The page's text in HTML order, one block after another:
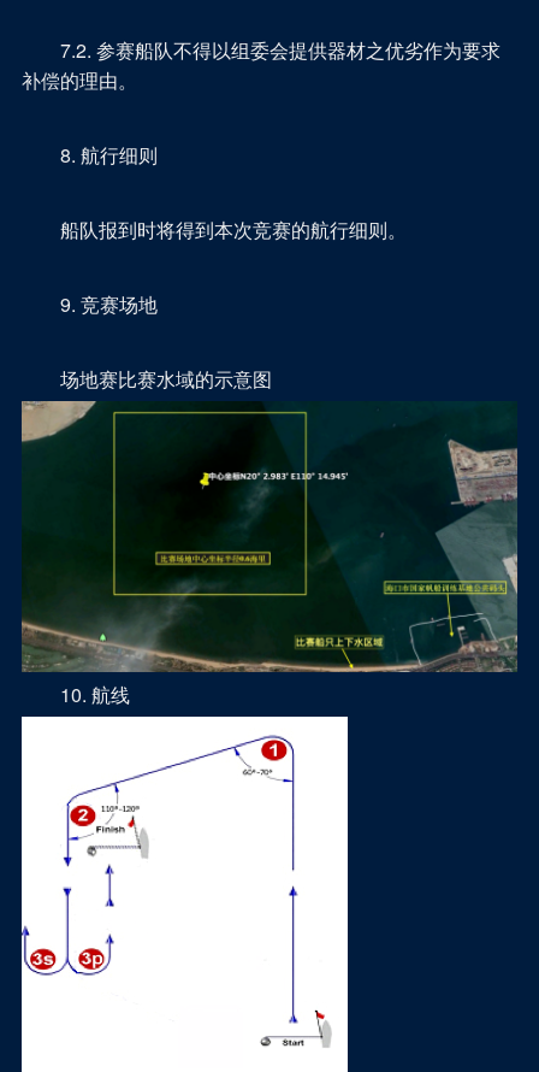
7.2. 参赛船队不得以组委会提供器材之优劣作为要求
补偿的理由。
8. 航行细则
船队报到时将得到本次竞赛的航行细则。
9. 竞赛场地
场地赛比赛水域的示意图
10. 航线